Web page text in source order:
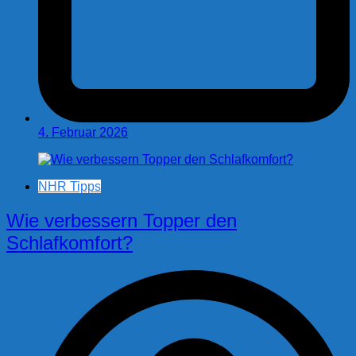
4. Februar 2026
NHR Tipps
Wie verbessern Topper den
Schlafkomfort?